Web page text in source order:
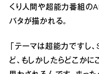
くり人間や超能力番組の
バタが描かれる。
「テーマは超能力ですし
ど、もしかしたらどこか